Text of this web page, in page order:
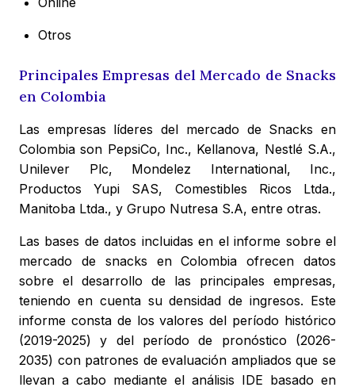
Otros
Principales Empresas del Mercado de Snacks
en Colombia
Las empresas líderes del mercado de Snacks en
Colombia son PepsiCo, Inc., Kellanova, Nestlé S.A.,
Unilever Plc, Mondelez International, Inc.,
Productos Yupi SAS, Comestibles Ricos Ltda.,
Manitoba Ltda., y Grupo Nutresa S.A, entre otras.
Las bases de datos incluidas en el informe sobre el
mercado de snacks en Colombia ofrecen datos
sobre el desarrollo de las principales empresas,
teniendo en cuenta su densidad de ingresos. Este
informe consta de los valores del período histórico
(2019-2025) y del período de pronóstico (2026-
2035) con patrones de evaluación ampliados que se
llevan a cabo mediante el análisis IDE basado en